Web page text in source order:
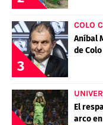
3
COLO
Aníbal
de
El
arco